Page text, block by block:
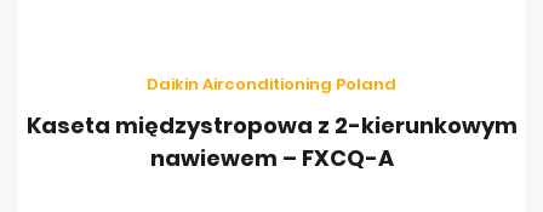
Daikin Airconditioning Poland
Kaseta międzystropowa z 2-kierunkowym
nawiewem – FXCQ-A